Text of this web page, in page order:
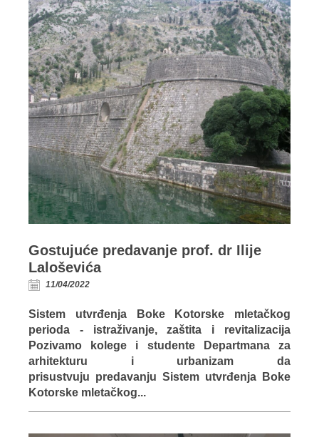
Gostujuće predavanje prof. dr Ilije
Laloševića
11/04/2022
Sistem utvrđenja Boke Kotorske mletačkog
perioda - istraživanje, zaštita i revitalizacija
Pozivamo kolege i studente Departmana za
arhitekturu i urbanizam da
prisustvuju predavanju Sistem utvrđenja Boke
Kotorske mletačkog...